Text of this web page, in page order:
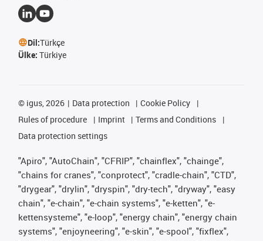
Dil:Türkçe
Ülke: Türkiye
© igus, 2026 Data protection
Cookie Policy
Rules of procedure
Imprint
Terms and Conditions
Data protection settings
"Apiro", "AutoChain", "CFRIP", "chainflex", "chainge",
"chains for cranes", "conprotect", "cradle-chain", "CTD",
"drygear", "drylin", "dryspin", "dry-tech", "dryway", "easy
chain", "e-chain", "e-chain systems", "e-ketten", "e-
kettensysteme", "e-loop", "energy chain", "energy chain
systems", "enjoyneering", "e-skin", "e-spool", "fixflex",